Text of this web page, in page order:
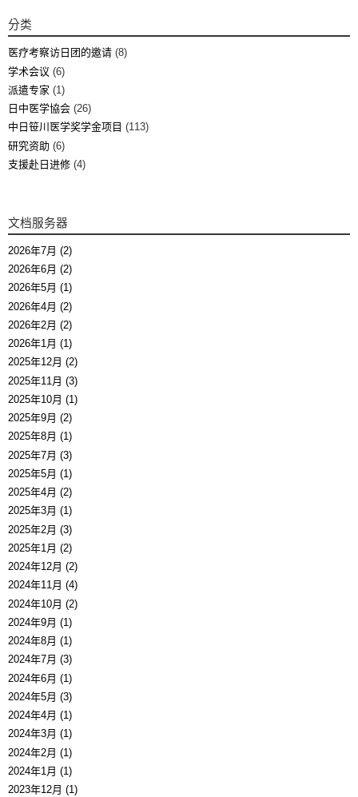
分类
医疗考察访日团的邀请 (8)
学术会议 (6)
派遣专家 (1)
日中医学協会 (26)
中日笹川医学奖学金项目 (113)
研究资助 (6)
支援赴日进修 (4)
文档服务器
2026年7月 (2)
2026年6月 (2)
2026年5月 (1)
2026年4月 (2)
2026年2月 (2)
2026年1月 (1)
2025年12月 (2)
2025年11月 (3)
2025年10月 (1)
2025年9月 (2)
2025年8月 (1)
2025年7月 (3)
2025年5月 (1)
2025年4月 (2)
2025年3月 (1)
2025年2月 (3)
2025年1月 (2)
2024年12月 (2)
2024年11月 (4)
2024年10月 (2)
2024年9月 (1)
2024年8月 (1)
2024年7月 (3)
2024年6月 (1)
2024年5月 (3)
2024年4月 (1)
2024年3月 (1)
2024年2月 (1)
2024年1月 (1)
2023年12月 (1)